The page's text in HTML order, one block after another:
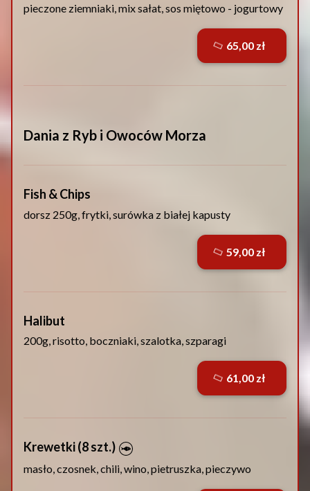
pieczone ziemniaki, mix sałat, sos miętowo - jogurtowy
Dania z Ryb i Owoców Morza
Fish & Chips
dorsz 250g, frytki, surówka z białej kapusty
Halibut
200g, risotto, boczniaki, szalotka, szparagi
Krewetki (8 szt.)
masło, czosnek, chili, wino, pietruszka, pieczywo